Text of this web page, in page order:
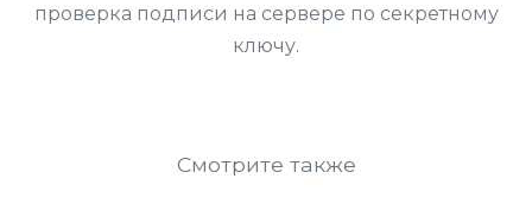
проверка подписи на сервере по секретному
ключу.
Смотрите также